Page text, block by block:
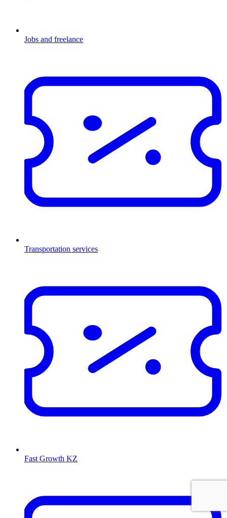
Jobs and freelance
Transportation services
Fast Growth KZ